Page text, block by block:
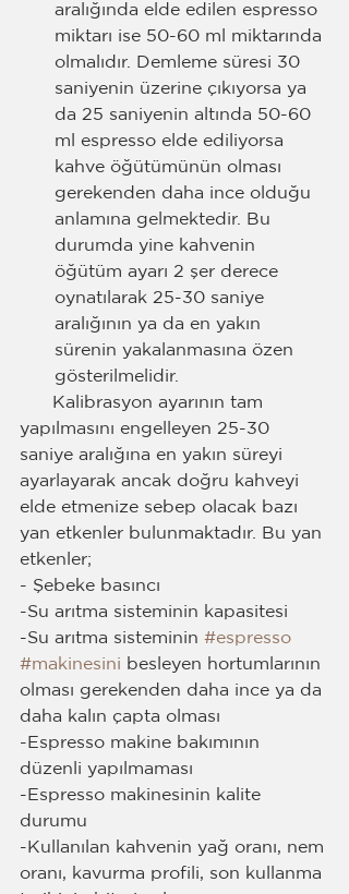
aralığında elde edilen espresso
miktarı ise 50-60 ml miktarında
olmalıdır. Demleme süresi 30
saniyenin üzerine çıkıyorsa ya
da 25 saniyenin altında 50-60
ml espresso elde ediliyorsa
kahve öğütümünün olması
gerekenden daha ince olduğu
anlamına gelmektedir. Bu
durumda yine kahvenin
öğütüm ayarı 2 şer derece
oynatılarak 25-30 saniye
aralığının ya da en yakın
sürenin yakalanmasına özen
gösterilmelidir.
yapılmasını engelleyen 25-30
saniye aralığına en yakın süreyi
ayarlayarak ancak doğru kahveyi
elde etmenize sebep olacak bazı
yan etkenler bulunmaktadır. Bu yan
etkenler;
- Şebeke basıncı
-Su arıtma sisteminin kapasitesi
-Su arıtma sisteminin #espresso
#makinesini besleyen hortumlarının
olması gerekenden daha ince ya da
daha kalın çapta olması
-Espresso makine bakımının
düzenli yapılmaması
-Espresso makinesinin kalite
durumu
-Kullanılan kahvenin yağ oranı, nem
oranı, kavurma profili, son kullanma